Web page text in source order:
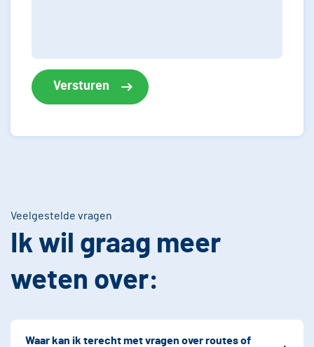
Veelgestelde vragen
Ik wil graag meer
weten over:
Waar kan ik terecht met vragen over routes of